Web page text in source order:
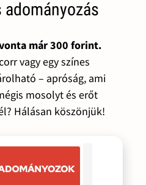
már 300 forint.
vagy egy színes
– apróság, ami
mosolyt és erőt
Hálásan köszönjük!